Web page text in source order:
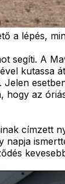
a lépés,
segíti. A
az
címzett
napja